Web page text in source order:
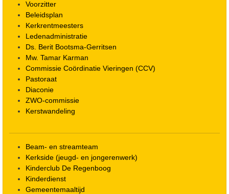
Voorzitter
Beleidsplan
Kerkrentmeesters
Ledenadministratie
Ds. Berit Bootsma-Gerritsen
Mw. Tamar Karman
Commissie Coördinatie Vieringen (CCV)
Pastoraat
Diaconie
ZWO-commissie
Kerstwandeling
Beam- en streamteam
Kerkside (jeugd- en jongerenwerk)
Kinderclub De Regenboog
Kinderdienst
Gemeentemaaltijd